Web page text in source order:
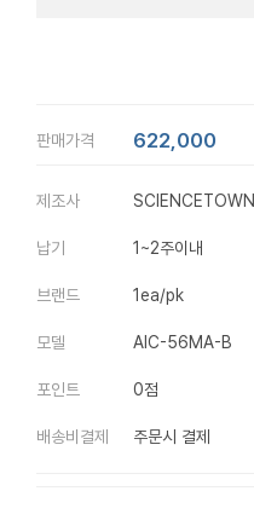
판매가격 622,000
제조사
납기 1~2주이내
브랜드 1ea/pk
모델 AIC-56MA-B
포인트 0점
배송비결제 주문시 결제